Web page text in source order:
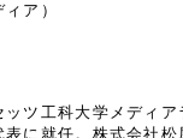
ア）
ツ工科大学メディ
に就任。株式会社